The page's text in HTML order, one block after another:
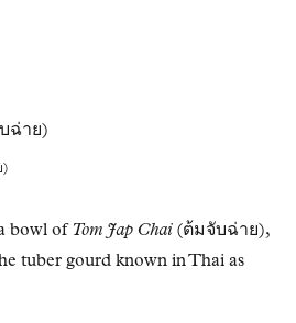
)
bowl of Tom Jap Chai(ต้มจับฉ่าย),
tuber gourd known in Thai as